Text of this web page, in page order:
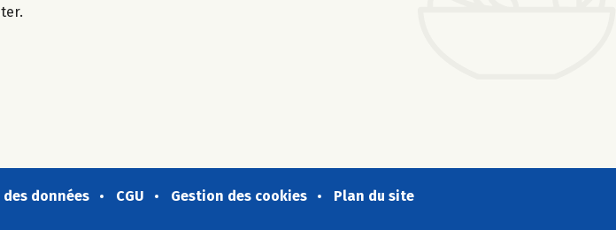
données CGU Gestion des cookies Plan du site